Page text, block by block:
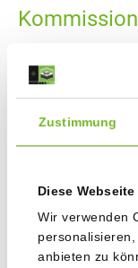
Zustimmung
Diese
Wir verwenden
anbieten zu
kommissioniert.
optimierte
Versandlisten und
dank perfekter
Versand
Den Versand